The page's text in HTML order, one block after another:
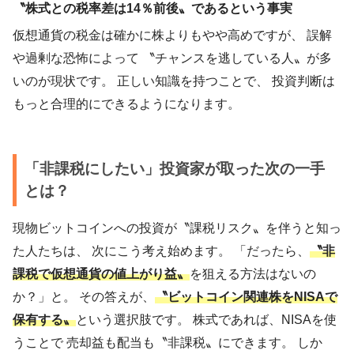
〝株式との税率差は14％前後〟であるという事実
仮想通貨の税金は確かに株よりもやや高めですが、 誤解
や過剰な恐怖によって 〝チャンスを逃している人〟が多
いのが現状です。 正しい知識を持つことで、 投資判断は
もっと合理的にできるようになります。
「非課税にしたい」投資家が取った次の一手
とは？
現物ビットコインへの投資が〝課税リスク〟を伴うと知っ
た人たちは、 次にこう考え始めます。 「だったら、 〝非
課税で仮想通貨の値上がり益〟を狙える方法はないの
か？」と。 その答えが、 〝ビットコイン関連株をNISAで
保有する〟という選択肢です。 株式であれば、NISAを使
うことで 売却益も配当も〝非課税〟にできます。 しか